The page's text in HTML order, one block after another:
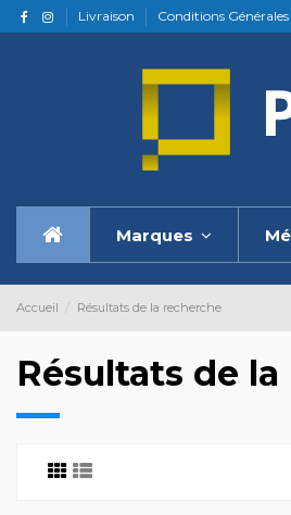
Livraison Conditions Générales
Marques
Accueil Résultats de la recherche
Résultats de